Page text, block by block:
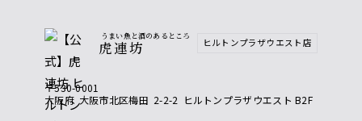
うまい魚と酒のあるところ
虎連坊 ヒルトンプラザウエスト店
〒530-0001
大阪府 大阪市北区梅田 2-2-2 ヒルトンプラザウエスト B2F